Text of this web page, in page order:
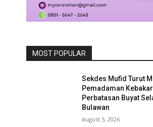
MOST POPULAR
Sekdes Mufid Turut
Pemadaman
Perbatasan Buyat
Bulawan
August 5, 2026